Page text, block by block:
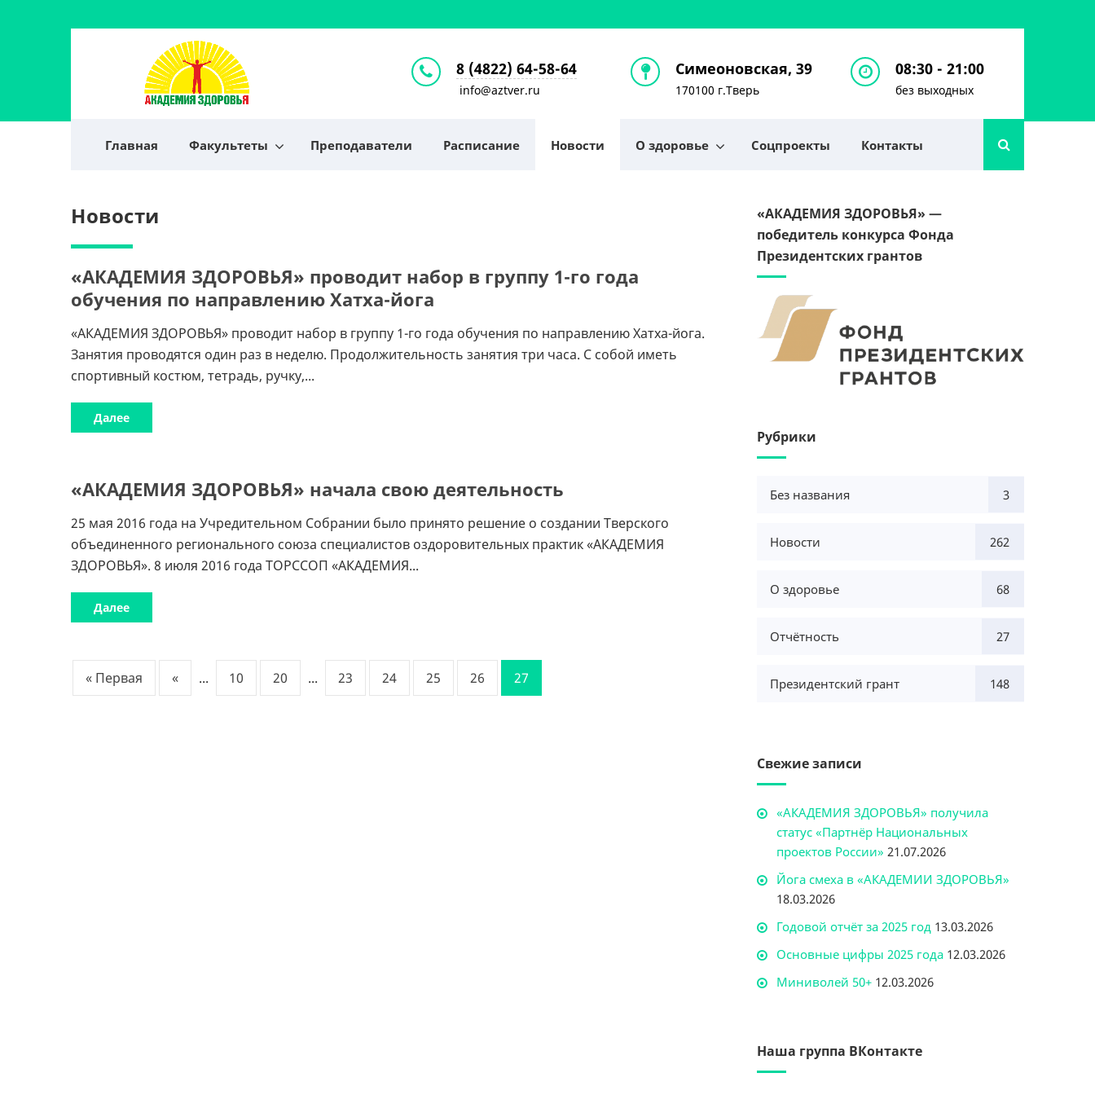
8 (4822) 64-58-64
info@aztver.ru
Симеоновская, 39
170100 г.Тверь
08:30 - 21:00
без выходных
Главная Факультеты Преподаватели Расписание Новости О здоровье Соцпроекты Контакты
Новости
«АКАДЕМИЯ ЗДОРОВЬЯ» проводит набор в группу 1-го года
обучения по направлению Хатха-йога
«АКАДЕМИЯ ЗДОРОВЬЯ» проводит набор в группу 1-го года обучения по направлению Хатха-йога.
Занятия проводятся один раз в неделю. Продолжительность занятия три часа. С собой иметь
спортивный костюм, тетрадь, ручку,...
Далее
«АКАДЕМИЯ ЗДОРОВЬЯ» начала свою деятельность
25 мая 2016 года на Учредительном Собрании было принято решение о создании Тверского
объединенного регионального союза специалистов оздоровительных практик «АКАДЕМИЯ
ЗДОРОВЬЯ». 8 июля 2016 года ТОРССОП «АКАДЕМИЯ...
Далее
« Первая « ... 10 20 ... 23 24 25 26 27
«АКАДЕМИЯ ЗДОРОВЬЯ» —
победитель конкурса Фонда
Президентских грантов
Рубрики
Без названия 3
Новости 262
О здоровье 68
Отчётность 27
Президентский грант 148
Свежие записи
«АКАДЕМИЯ ЗДОРОВЬЯ» получила
статус «Партнёр Национальных
проектов России» 21.07.2026
Йога смеха в «АКАДЕМИИ ЗДОРОВЬЯ»
18.03.2026
Годовой отчёт за 2025 год 13.03.2026
Основные цифры 2025 года 12.03.2026
Миниволей 50+ 12.03.2026
Наша группа ВКонтакте